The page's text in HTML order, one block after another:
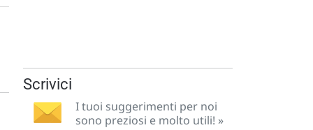
Scrivici
I tuoi suggerimenti per noi
sono preziosi e molto utili! »